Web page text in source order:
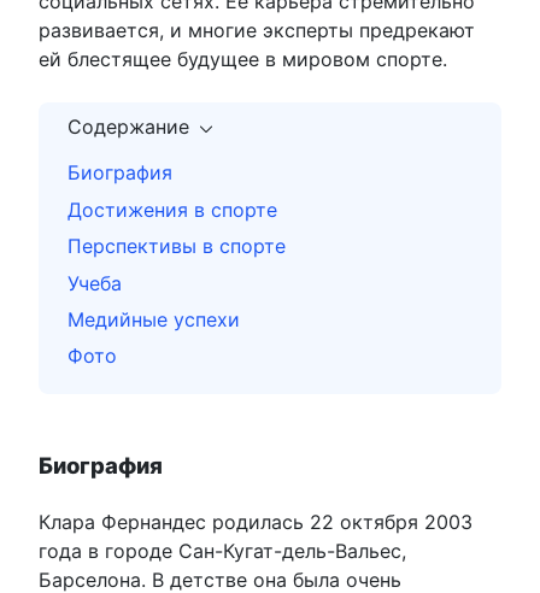
развивается, и многие эксперты предрекают
ей блестящее будущее в мировом спорте.
Содержание
Биография
Достижения в спорте
Перспективы в спорте
Учеба
Медийные успехи
Фото
Биография
Клара Фернандес родилась 22 октября 2003
года в городе Сан-Кугат-дель-Вальес,
Барселона. В детстве она была очень